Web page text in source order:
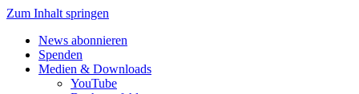
Zum Inhalt springen
News abonnieren
Spenden
Medien & Downloads
YouTube